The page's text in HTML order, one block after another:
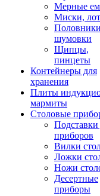
Мерные
Миски,
шумовки
Щипцы,
пинцеты
Контейнеры для
хранения
Плиты
мармиты
Столовые
Подставки
приборов
Вилки
Ложки
Ножи
Десертные
приборы